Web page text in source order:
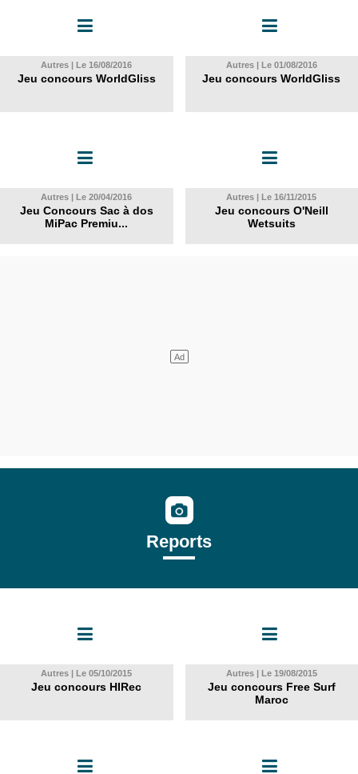
Autres | Le 16/08/2016
Jeu concours WorldGliss
Autres | Le 01/08/2016
Jeu concours WorldGliss
Autres | Le 20/04/2016
Jeu Concours Sac à dos
MiPac Premiu...
Autres | Le 16/11/2015
Jeu concours O'Neill
Wetsuits
Reports
Autres | Le 05/10/2015
Jeu concours HIRec
Autres | Le 19/08/2015
Jeu concours Free Surf
Maroc